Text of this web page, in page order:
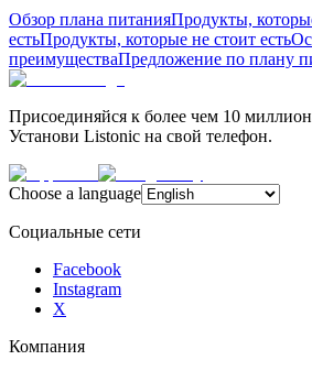
Обзор плана питанияПродукты,
естьПродукты, которые не стоит есть
преимуществаПредложение по плану
Присоединяйся к более чем 10
Установи Listonic на свой телефон.
Choose a language
Социальные сети
Facebook
Instagram
X
Компания